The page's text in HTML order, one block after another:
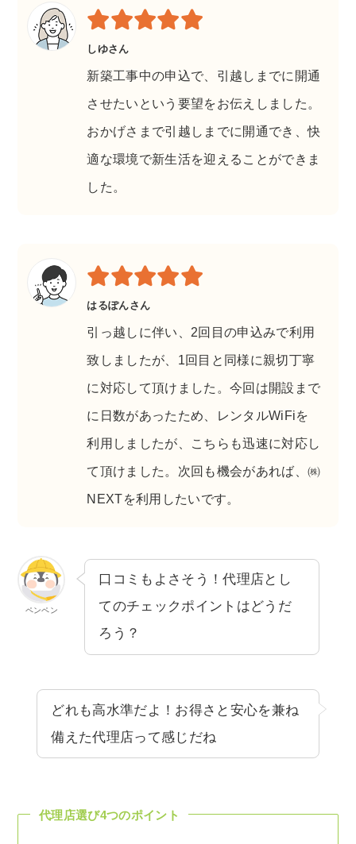
新築工事中の申込で、引越しまでに開通
させたいという要望をお伝えしました。
おかげさまで引越しまでに開通でき、快
適な環境で新生活を迎えることができま
した。
しゆさん
引っ越しに伴い、2回目の申込みで利用
致しましたが、1回目と同様に親切丁寧
に対応して頂けました。今回は開設まで
に日数があったため、レンタルWiFiを
利用しましたが、こちらも迅速に対応し
て頂けました。次回も機会があれば、㈱
NEXTを利用したいです。
はるぽんさん
ペンペン
口コミもよさそう！代理店とし
てのチェックポイントはどうだ
ろう？
どれも高水準だよ！お得さと安心を兼ね
備えた代理店って感じだね
代理店選び4つのポイント